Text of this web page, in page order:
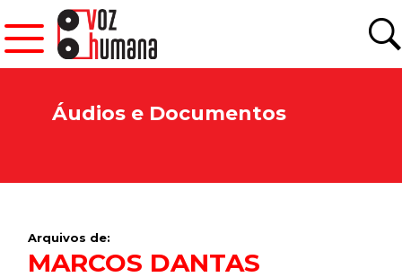
Áudios e Documentos
Arquivos de:
MARCOS DANTAS